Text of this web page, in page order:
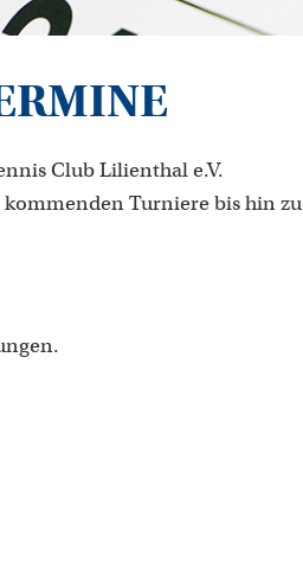
Club Lilienthal e.V.
Turniere bis hin zu